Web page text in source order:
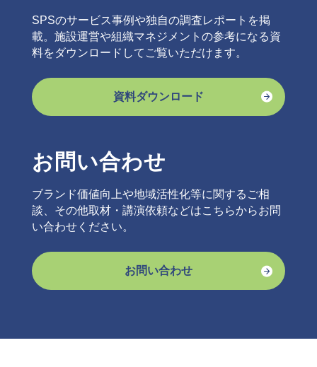
SPSのサービス事例や独自の調査レポートを掲
載。施設運営や組織マネジメントの参考になる資
料をダウンロードしてご覧いただけます。
資料ダウンロード
お問い合わせ
ブランド価値向上や地域活性化等に関するご相
談、その他取材・講演依頼などはこちらからお問
い合わせください。
お問い合わせ